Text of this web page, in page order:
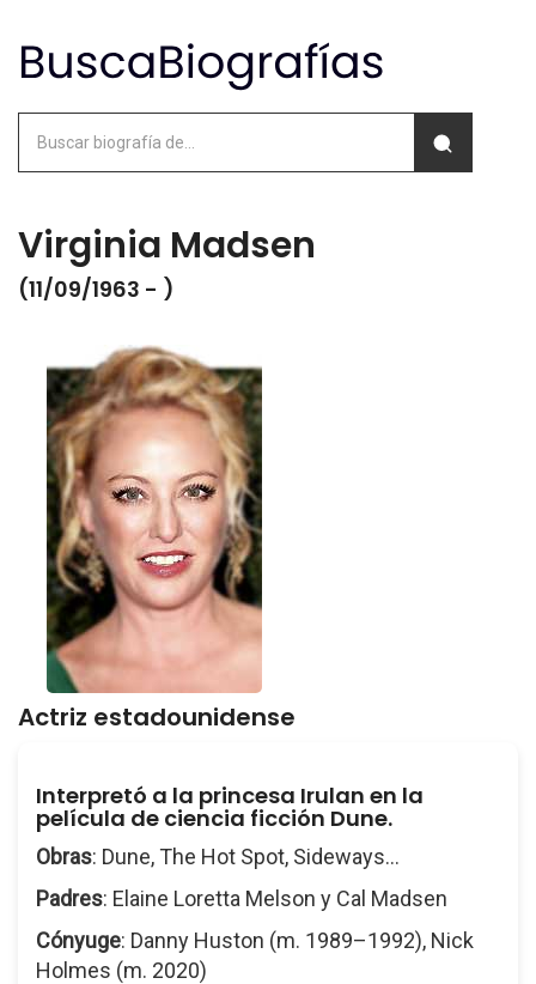
Virginia Madsen
(11/09/1963 - )
Actriz estadounidense
Interpretó a la princesa Irulan en la
película de ciencia ficción Dune.
Obras: Dune, The Hot Spot, Sideways...
Padres: Elaine Loretta Melson y Cal Madsen
Cónyuge: Danny Huston (m. 1989–1992), Nick
Holmes (m. 2020)